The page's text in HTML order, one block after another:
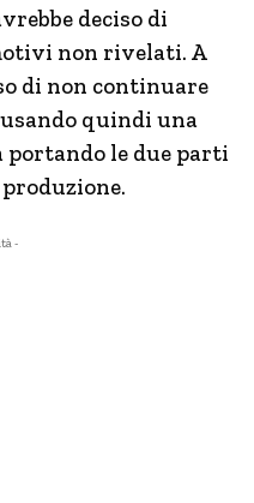
deciso di
non rivelati. A
di non continuare
quindi una
portando le due parti
-